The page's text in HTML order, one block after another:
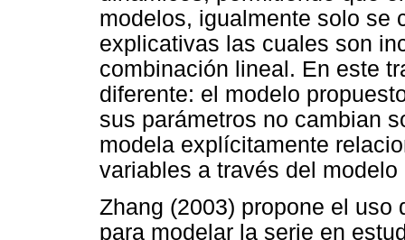
modelos, igualmente solo se
explicativas las cuales son
combinación lineal. En este
diferente: el modelo
sus parámetros no cambian
modela explícitamente
variables a través del
Zhang (2003) propone el
para modelar la serie en